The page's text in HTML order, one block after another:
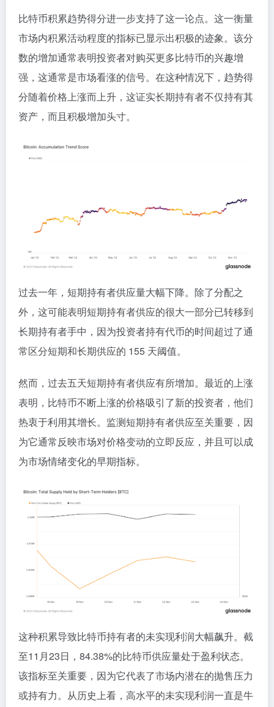
比特币积累趋势得分进一步支持了这一论点。这一衡量
市场内积累活动程度的指标已显示出积极的迹象。该分
数的增加通常表明投资者对购买更多比特币的兴趣增
强，这通常是市场看涨的信号。在这种情况下，趋势得
分随着价格上涨而上升，这证实长期持有者不仅持有其
资产，而且积极增加头寸。
过去一年，短期持有者供应量大幅下降。除了分配之
外，这可能表明短期持有者供应的很大一部分已转移到
长期持有者手中，因为投资者持有代币的时间超过了通
常区分短期和长期供应的 155 天阈值。
然而，过去五天短期持有者供应有所增加。最近的上涨
表明，比特币不断上涨的价格吸引了新的投资者，他们
热衷于利用其增长。监测短期持有者供应至关重要，因
为它通常反映市场对价格变动的立即反应，并且可以成
为市场情绪变化的早期指标。
这种积累导致比特币持有者的未实现利润大幅飙升。截
至11月23日，84.38%的比特币供应量处于盈利状态。
该指标至关重要，因为它代表了市场内潜在的抛售压力
或持有力。从历史上看，高水平的未实现利润一直是牛